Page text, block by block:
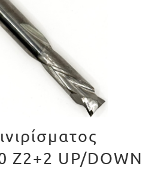
Z2+2 UP/DOWN